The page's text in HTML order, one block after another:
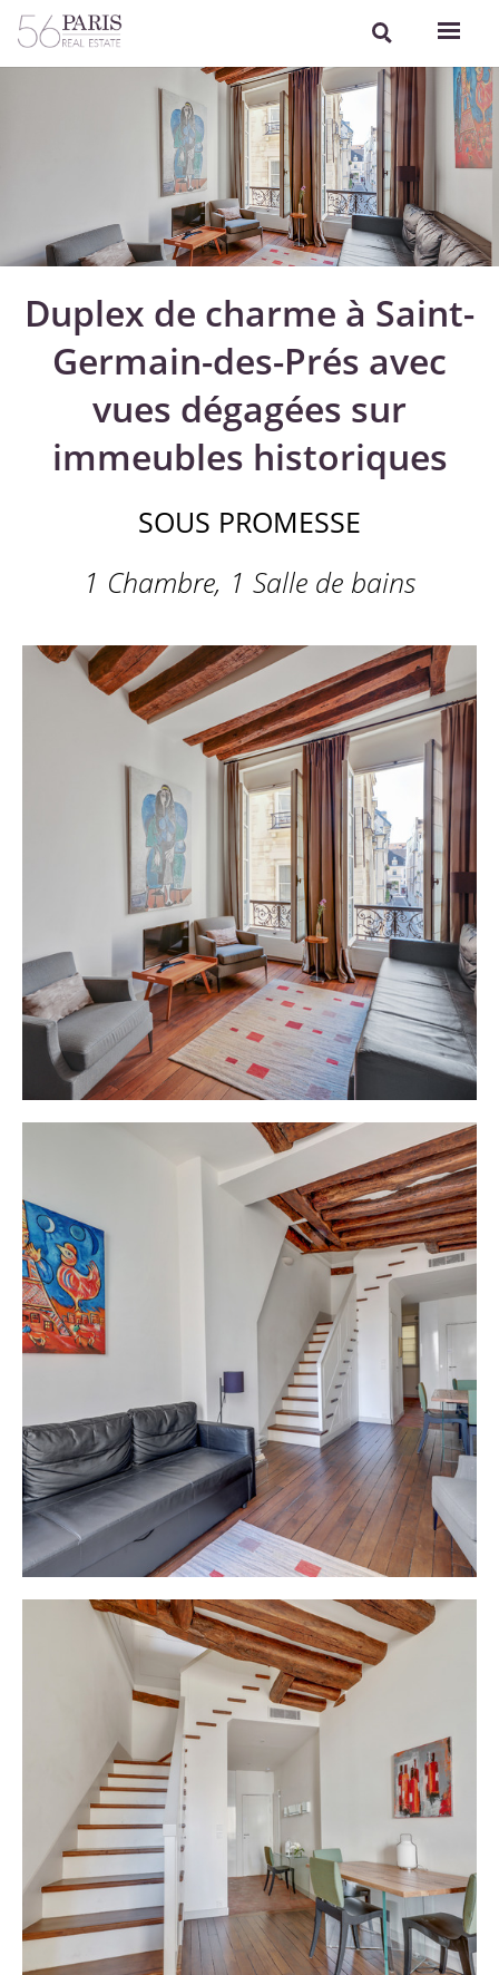
Duplex de charme à Saint-
Germain-des-Prés avec
vues dégagées sur
immeubles historiques
SOUS PROMESSE
1 Chambre, 1 Salle de bains